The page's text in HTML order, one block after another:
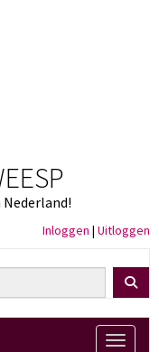
Inloggen | Uitloggen
Toggle